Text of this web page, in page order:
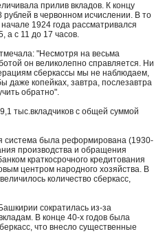
прилив вкладов. К концу
рублей в червонном исчислении. В то
1924 года рассматривался
а с 11 до 17 часов.
"Несмотря на весьма
он великолепно справляется. Ни
сберкассы мы не наблюдаем,
даже копейках, завтра, послезавтра
обратно".
тыс.вкладчиков с общей суммой
система была реформирована (1930-
производства и обращения
краткосрочного кредитования
центром народного хозяйства. В
количество сберкасс,
сократилась из-за
В конце 40-х годов была
что внесло существенные